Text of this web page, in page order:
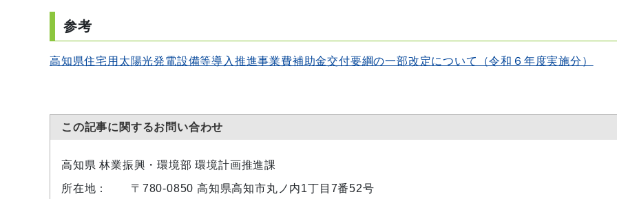
参考
高知県住宅用太陽光発電設備等導入推進事業費補助金交付要綱の一部改定について（令和６年度実施分）
この記事に関するお問い合わせ
高知県 林業振興・環境部 環境計画推進課
所在地：
〒780-0850 高知県高知市丸ノ内1丁目7番52号